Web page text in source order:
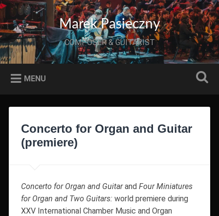
Przeskocz
treści
Szukaj Marek Pasieczny
COMPOSER & GUITARIST
MENU
Concerto for Organ and Guitar
(premiere)
Concerto for Organ and Guitarand Four Miniatures
for Organ and Two Guitars: world premiere during
XXV International Chamber Music and Organ